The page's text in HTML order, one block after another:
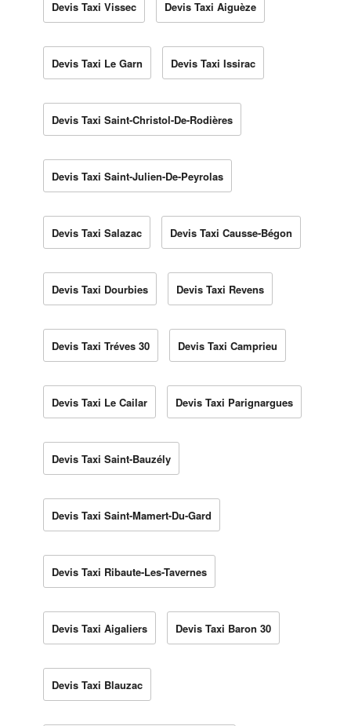
Devis Taxi Vissec Devis Taxi Aiguèze
Devis Taxi Le Garn Devis Taxi Issirac
Devis Taxi Saint-Christol-De-Rodières
Devis Taxi Saint-Julien-De-Peyrolas
Devis Taxi Salazac Devis Taxi Causse-Bégon
Devis Taxi Dourbies Devis Taxi Revens
Devis Taxi Tréves 30 Devis Taxi Camprieu
Devis Taxi Le Cailar Devis Taxi Parignargues
Devis Taxi Saint-Bauzély
Devis Taxi Saint-Mamert-Du-Gard
Devis Taxi Ribaute-Les-Tavernes
Devis Taxi Aigaliers Devis Taxi Baron 30
Devis Taxi Blauzac